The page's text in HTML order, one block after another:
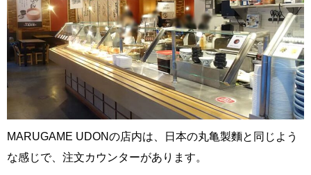
MARUGAME UDONの店内は、日本の丸亀製麵と同じよう
な感じで、注文カウンターがあります。